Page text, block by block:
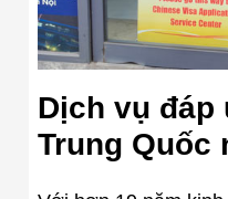
Dịch vụ đáp
Trung Quốc